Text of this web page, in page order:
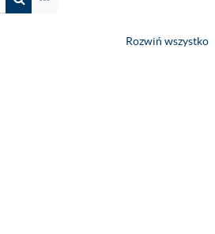
Wyszukaj kursy
Rozwiń wszystko